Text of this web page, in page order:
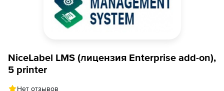
NiceLabel LMS (лицензия Enterprise add-on),
5 printer
Нет отзывов